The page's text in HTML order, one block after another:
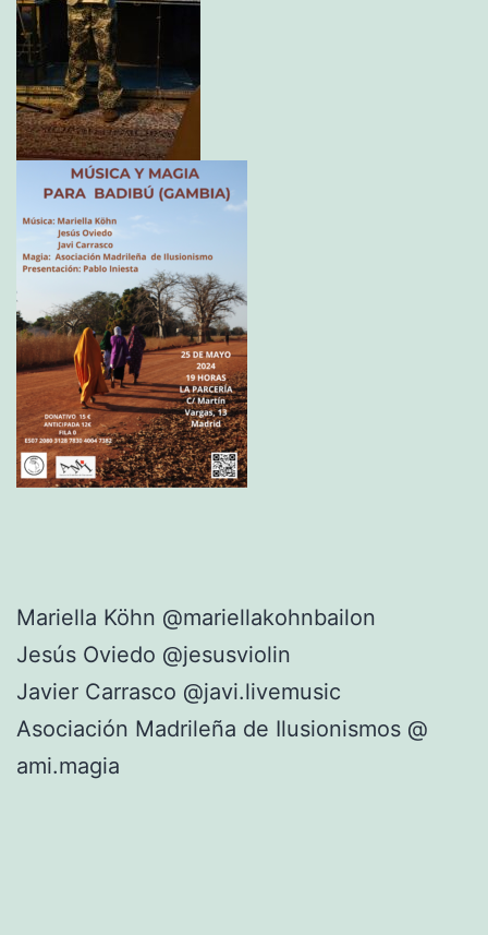
Mariella Köhn @mariellakohnbailon
Jesús Oviedo @jesusviolin
Javier Carrasco @javi.livemusic
Asociación Madrileña de Ilusionismos @
ami.magia